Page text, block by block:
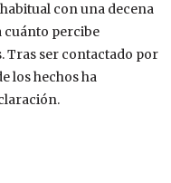
con una decena
cuánto percibe
Tras ser contactado por
los hechos ha